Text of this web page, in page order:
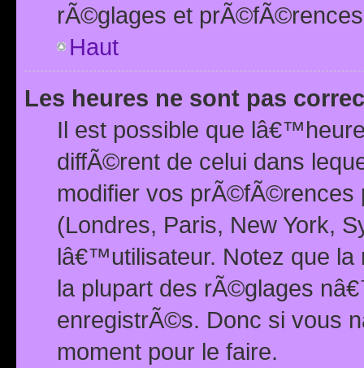
rÃ©glages et
Haut
Les heures ne sont pas
Il est possible que
diffÃ©rent de celui dans
modifier vos prÃ©fÃ©rences
(Londres, Paris, New York,
lâ€™utilisateur. Notez que la
la plupart des rÃ©glages
enregistrÃ©s. Donc si vous
moment pour le faire.